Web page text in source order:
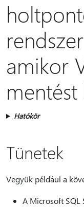
amikor
mentést
Hatókör
Tünetek
Vegyük például a
A Microsoft SQL